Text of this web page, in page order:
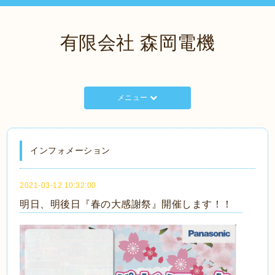
有限会社 森岡電機
メニュー
インフォメーション
2021-03-12 10:32:00
明日、明後日『春の大感謝祭』開催します！！